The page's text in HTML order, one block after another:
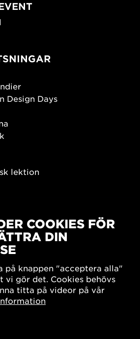
Design Days
lektion
COOKIES FÖR
DIN
på knappen "acceptera alla"
vi gör det. Cookies behövs
titta på videor på vår